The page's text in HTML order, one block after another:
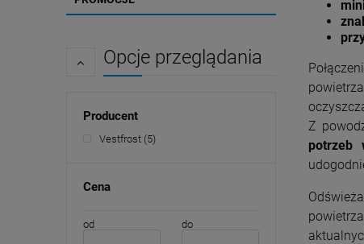
Opcje przeglądania
Producent
Vestfrost (5)
Cena
od do
Z
potrzeb